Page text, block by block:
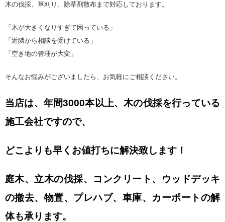
木の伐採、草刈り、除草剤散布まで対応しております。
「木が大きくなりすぎて困っている」
「近隣から相談を受けている」
「空き地の管理が大変」
そんなお悩みがございましたら、お気軽にご相談ください。
当店は、年間3000本以上、木の伐採を行っている
施工会社ですので、
どこよりも早くお値打ちに解決致します！
庭木、立木の伐採、コンクリート、ウッドデッキ
の撤去、物置、 プレハブ、車庫、カーポートの解
体も承ります。